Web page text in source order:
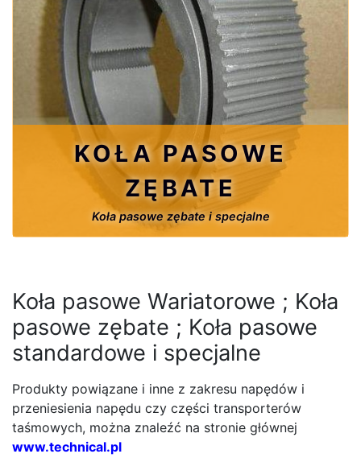
KOŁA PASOWE
ZĘBATE
Koła pasowe zębate i specjalne
Koła pasowe Wariatorowe ; Koła
pasowe zębate ; Koła pasowe
standardowe i specjalne
Produkty powiązane i inne z zakresu napędów i
przeniesienia napędu czy części transporterów
taśmowych, można znaleźć na stronie głównej
www.technical.pl